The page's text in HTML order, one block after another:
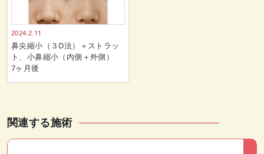
2024.2.11
鼻尖縮小（３D法）＋ストラッ
ト、小鼻縮小（内側＋外側）
7ヶ月後
関連する施術